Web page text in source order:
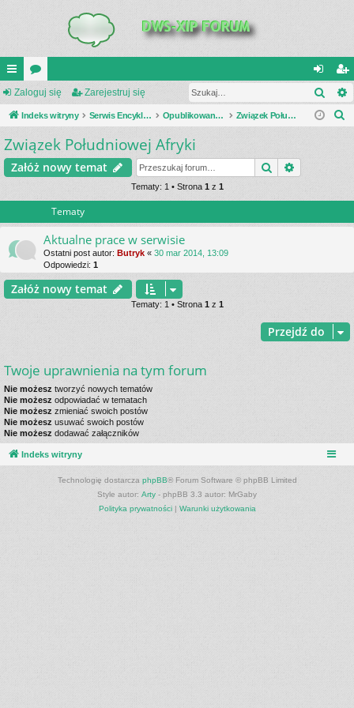
UI
C
K
_L
or
a
al
og
ar
ej
Zaloguj się Zarejestruj się
Indeks witryny Serwis Encyklopedia Uzbrojenia Opublikowane zestawienia Związek Południowej Afryki
j
Związek Południowej Afryki
Załóż nowy temat Szukaj
Tematy: 1 • Strona 1 z 1
Tematy
Aktualne prace w serwisie
Ostatni post autor: Butryk « 30 mar 2014, 13:09
Odpowiedzi: 1
Załóż nowy temat
Tematy: 1 • Strona 1z 1
Przejdź do
Twoje uprawnienia na tym forum
Nie możesz tworzyć nowych tematów
Nie możesz odpowiadać w tematach
Nie możesz zmieniać swoich postów
Nie możesz usuwać swoich postów
Nie możesz dodawać załączników
Indeks witryny
Technologię dostarcza phpBB® Forum Software © phpBB Limited
Style autor: Arty - phpBB 3.3 autor: MrGaby
Polityka prywatności| Warunki użytkowania